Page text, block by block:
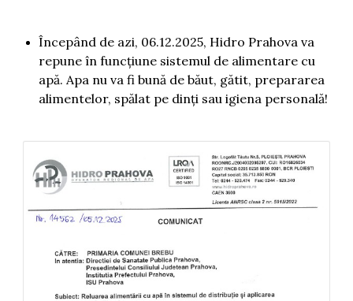
Începând de azi, 06.12.2025, Hidro Prahova va
repune în funcțiune sistemul de alimentare cu
apă. Apa nu va fi bună de băut, gătit, prepararea
alimentelor, spălat pe dinți sau igiena personală!